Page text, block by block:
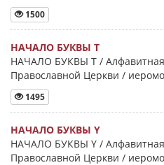
1500
НАЧАЛО БУКВЫ Τ
НАЧАЛО БУКВЫ Τ /
Православной Церкви /
1495
НАЧАЛО БУКВЫ Y
НАЧАЛО БУКВЫ Y /
Православной Церкви /